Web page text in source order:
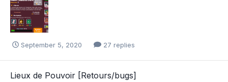
September 5, 2020 27 replies
Lieux de Pouvoir [Retours/bugs]